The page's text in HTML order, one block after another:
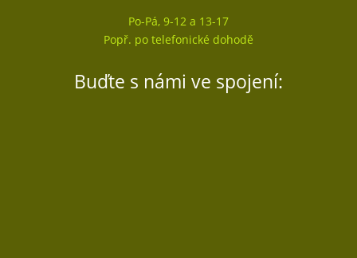
Po-Pá, 9-12 a 13-17
Popř. po telefonické dohodě
Buďte s námi ve spojení: